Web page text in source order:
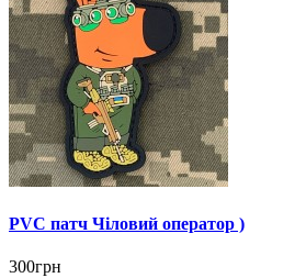
PVC патч Чіловий оператор )
300грн